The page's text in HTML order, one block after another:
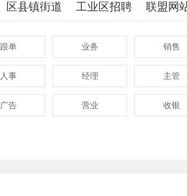
区县镇街道 工业区招聘 联盟网
跟单 业务 销售
人事 经理 主管
广告 营业 收银